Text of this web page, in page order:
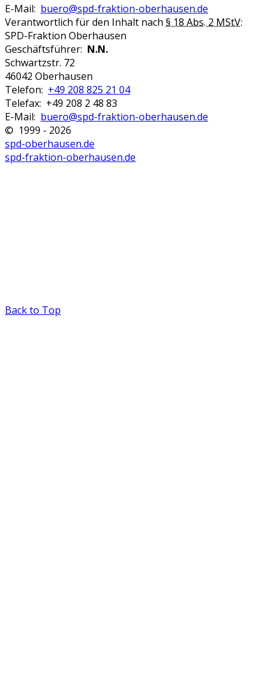
E-Mail: buero@spd-fraktion-oberhausen.de
Verantwortlich für den Inhalt nach § 18 Abs. 2 MStV:
SPD-Fraktion Oberhausen
Geschäftsführer: N.N.
Schwartzstr. 72
46042 Oberhausen
Telefon: +49 208 825 21 04
Telefax: +49 208 2 48 83
E-Mail: buero@spd-fraktion-oberhausen.de
© 1999 - 2026
spd-oberhausen.de
spd-fraktion-oberhausen.de
Back to Top